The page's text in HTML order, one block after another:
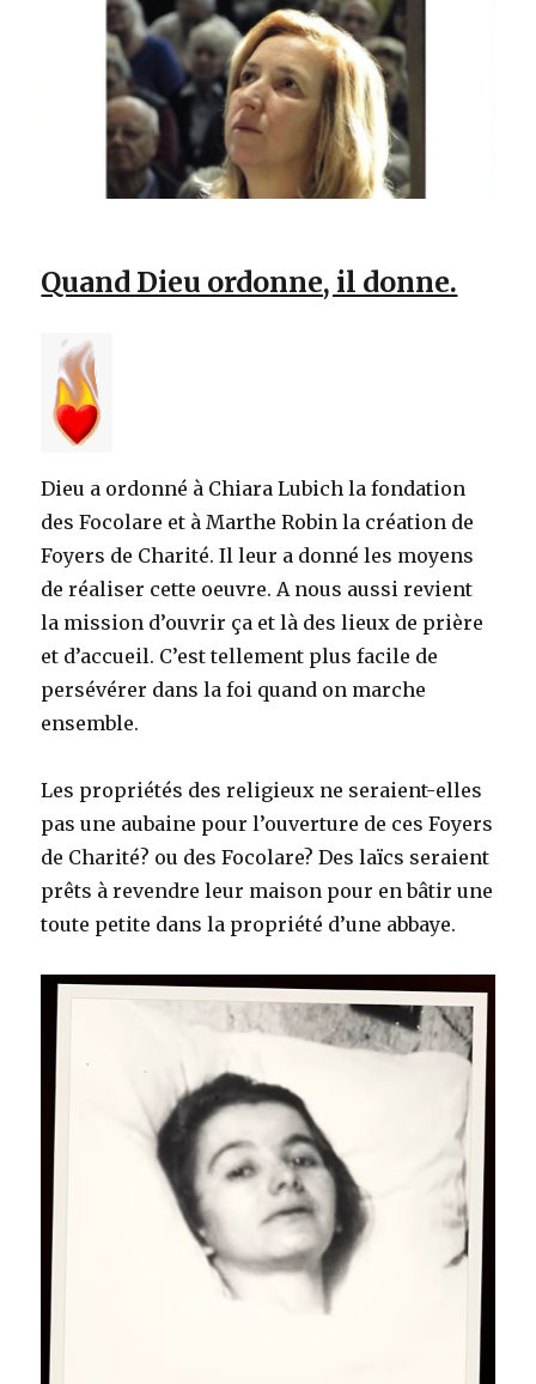
Quand Dieu ordonne, il donne.
Dieu a ordonné à Chiara Lubich la fondation
des Focolare et à Marthe Robin la création de
Foyers de Charité. Il leur a donné les moyens
de réaliser cette oeuvre. A nous aussi revient
la mission d’ouvrir ça et là des lieux de prière
et d’accueil. C’est tellement plus facile de
persévérer dans la foi quand on marche
ensemble.
Les propriétés des religieux ne seraient-elles
pas une aubaine pour l’ouverture de ces Foyers
de Charité? ou des Focolare? Des laïcs seraient
prêts à revendre leur maison pour en bâtir une
toute petite dans la propriété d’une abbaye.